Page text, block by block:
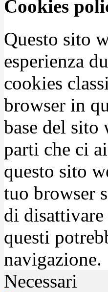
Cookies
Questo sito
esperienza
cookies
browser in
base del sito
parti che ci
questo sito
tuo browser
di
questi
navigazione.
Necessari